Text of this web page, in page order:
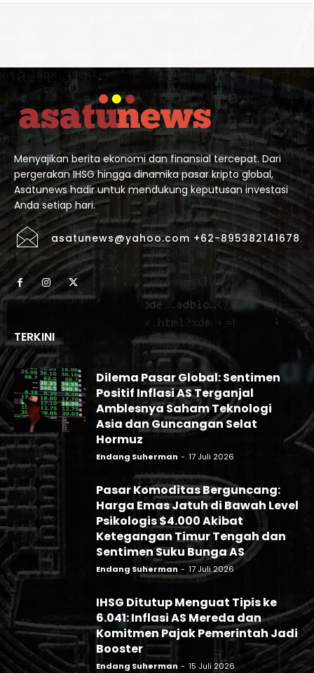
Menyajikan berita ekonomi dan finansial tercepat. Dari
pergerakan IHSG hingga dinamika pasar kripto global,
Asatunews hadir untuk mendukung keputusan investasi
Anda setiap hari.
asatunews@yahoo.com +62-895382141678
TERKINI
Dilema Pasar Global: Sentimen
Positif Inflasi AS Terganjal
Amblesnya Saham Teknologi
Asia dan Guncangan Selat
Hormuz
Endang Suherman - 17 Juli 2026
Pasar Komoditas Berguncang:
Harga Emas Jatuh di Bawah Level
Psikologis $4.000 Akibat
Ketegangan Timur Tengah dan
Sentimen Suku Bunga AS
Endang Suherman - 17 Juli 2026
IHSG Ditutup Menguat Tipis ke
6.041: Inflasi AS Mereda dan
Komitmen Pajak Pemerintah Jadi
Booster
Endang Suherman - 15 Juli 2026